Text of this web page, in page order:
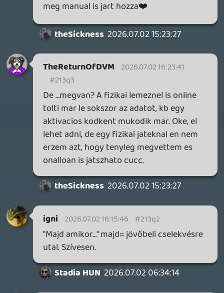
Bizonyos mértékig egy listán
végiggörgetve is működik nálam az előbbi
hatásmechanizmus, de nem olyan
intenzitással. Az ember alapvetően
felruházni dolgokat. Valahogy sokkal
erősebb érzelmi kötődés tud kialakulni
tárgyhoz kötni, ami megmarad
mementónak. Sőt, kimondottan igénylem
az ilyesmit. Ezért vásárolunk szuveníreket.
Nem azért, mert feltétlenül szükségünk
van 50+ hűtőmágnesre vagy sörnyitóra.
(Én a fesztivál karszalagjaimat és a
programfüzeteket is meg szoktam őrizni.)
Stadia HUN 2026.07.02 11:41:55
theSickness 2026.07.02 15:23:27 #213ps
nevezni, az a tudat, hogy megvan.
Mostanában számos japán régiós PS1 és
PS3 játékot vásároltam. Max ha nagyon
rajtam lesz, egyszer összedugdosom a
japán gépeket, és pötyögök egyet. Nekem
mindegyik egy-egy darabka történelem,
inkább ez dominál.